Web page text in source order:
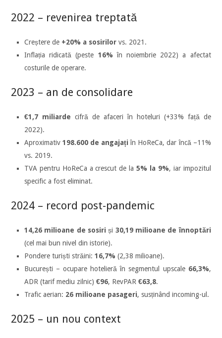
2022 – revenirea treptată
Creștere de +20% a sosirilor vs. 2021.
Inflația ridicată (peste 16% în noiembrie 2022) a afectat
costurile de operare.
2023 – an de consolidare
€1,7 miliarde cifră de afaceri în hoteluri (+33% față de
2022).
Aproximativ198.600 de angajați în HoReCa, dar încă –11%
vs. 2019.
TVA pentru HoReCa a crescut de la5% la 9%, iar impozitul
specific a fost eliminat.
2024 – record post-pandemic
14,26 milioane de sosiri și 30,19 milioane de înnoptări
(cel mai bun nivel din istorie).
Pondere turiști străini: 16,7% (2,38 milioane).
București – ocupare hotelieră în segmentul upscale 66,3%,
ADR (tarif mediu zilnic) €96, RevPAR €63,8.
Trafic aerian: 26 milioane pasageri, susținând incoming-ul.
2025 – un nou context